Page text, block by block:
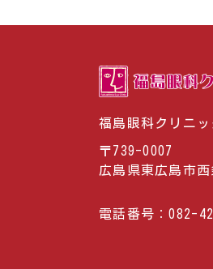
福島眼科クリニッ
〒739-0007
広島県東広島市
電話番号：082-